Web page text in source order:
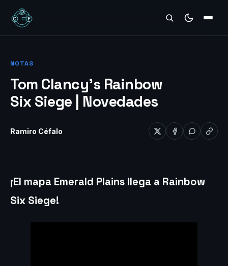
REVIEWS
NOTAS
Tom Clancy’s Rainbow
Six Siege | Novedades
Ramiro Céfalo
¡El mapa Emerald Plains llega a Rainbow
Six Siege!